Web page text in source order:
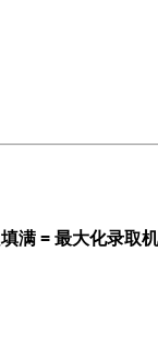
填满 = 最大化录取